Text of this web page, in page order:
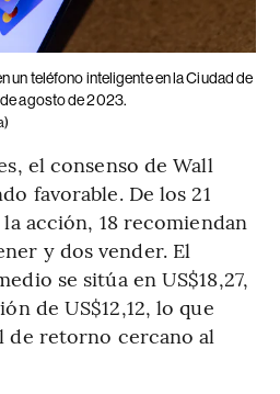
un teléfono inteligente en la Ciudad de
agosto de 2023.
el consenso de Wall
favorable. De los 21
acción, 18 recomiendan
y dos vender. El
se sitúa en US$18,27,
de US$12,12, lo que
de retorno cercano al